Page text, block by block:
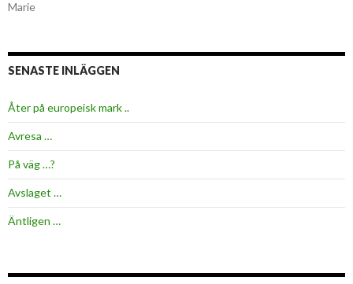
Marie
SENASTE INLÄGGEN
Åter på europeisk mark ..
Avresa …
På väg …?
Avslaget …
Äntligen …